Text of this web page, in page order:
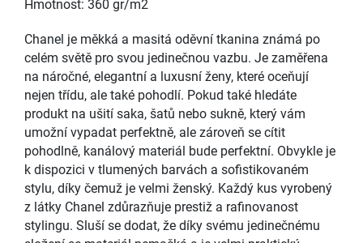
Hmotnost: 360 gr/m2
Chanel je měkká a masitá oděvní tkanina známá po
celém světě pro svou jedinečnou vazbu. Je zaměřena
na náročné, elegantní a luxusní ženy, které oceňují
nejen třídu, ale také pohodlí. Pokud také hledáte
produkt na ušití saka, šatů nebo sukně, který vám
umožní vypadat perfektně, ale zároveň se cítit
pohodlně, kanálový materiál bude perfektní. Obvykle je
k dispozici v tlumených barvách a sofistikovaném
stylu, díky čemuž je velmi ženský. Každý kus vyrobený
z látky Chanel zdůrazňuje prestiž a rafinovanost
stylingu. Sluší se dodat, že díky svému jedinečnému